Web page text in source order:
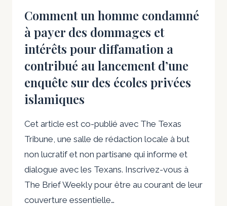
ONT
CONTINUÉ
ADULTE.
Comment un homme condamné
à payer des dommages et
intérêts pour diffamation a
contribué au lancement d’une
enquête sur des écoles privées
islamiques
Cet article est co-publié avec The Texas
Tribune, une salle de rédaction locale à but
non lucratif et non partisane qui informe et
dialogue avec les Texans. Inscrivez-vous à
The Brief Weekly pour être au courant de leur
couverture essentielle…